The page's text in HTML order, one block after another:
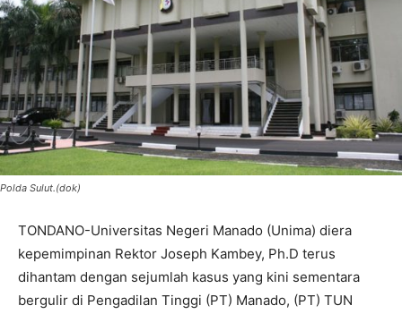
Polda Sulut.(dok)
TONDANO-Universitas Negeri Manado (Unima) diera
kepemimpinan Rektor Joseph Kambey, Ph.D terus
dihantam dengan sejumlah kasus yang kini sementara
bergulir di Pengadilan Tinggi (PT) Manado, (PT) TUN